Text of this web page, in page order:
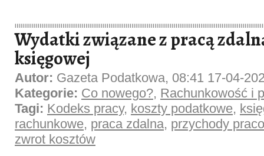
Wydatki związane z pracą
księgowej
Autor: Gazeta Podatkowa, 08:41 17-04-
Kategorie: Co nowego?, Rachunkowość i
Tagi: Kodeks pracy, koszty podatkowe,
rachunkowe, praca zdalna, przychody
zwrot kosztów